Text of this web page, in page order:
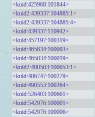
<kuid:425968:101844>
<kuid2:439337:104885:1>
<kuid2:439337:104885:4>
<kuid:439337:110942>
<kuid:457197:100319>
<kuid:465834:100003>
<kuid:465834:100019>
<kuid2:480583:100053:1>
<kuid:486747:100279>
<kuid:490553:100264>
<kuid:526403:100661>
<kuid:542976:100001>
<kuid:542976:100006>